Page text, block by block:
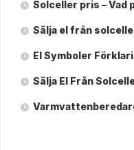
Solceller pris – Vad
Sälja el från
El Symboler
Sälja El Från